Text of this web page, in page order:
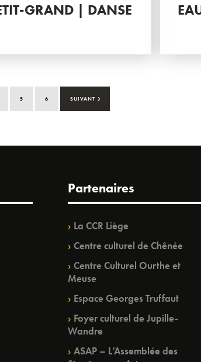
GRAND | DANSE
5 6 SUIVANT ›
Partenaires
La CCR Liège
Centre culturel de Chênée
Centre Culturel Ourthe et
Meuse
Espace Georges Truffaut
Foyer culturel de Jupille-
Wandre
ASAP – L’Assemblée des